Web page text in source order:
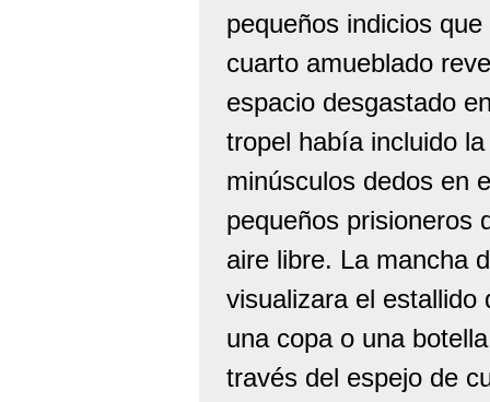
pequeños indicios
cuarto amueblado
espacio desgastado
tropel había incluido
minúsculos dedos en
pequeños prisioneros
aire libre. La mancha
visualizara el estallido
una copa o una
través del espejo de